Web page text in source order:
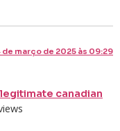
de março de 2025 às 09:29
legitimate canadian